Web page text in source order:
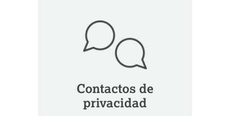
Contactos de
privacidad